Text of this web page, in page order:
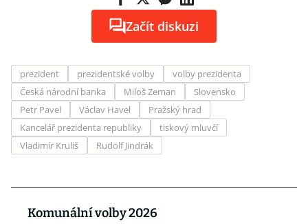
Začít diskuzi
prezident prezidentské volby
volby prezidenta
Česká národní banka
Miloš Zeman
Slovensko
Petr Pavel
Václav Havel
Pražský hrad
Kancelář prezidenta republiky
tiskový mluvčí
Vladimír Kruliš
Rudolf Jindrák
Komunální volby 2026